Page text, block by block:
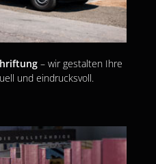
– wir gestalten Ihre
und eindrucksvoll.